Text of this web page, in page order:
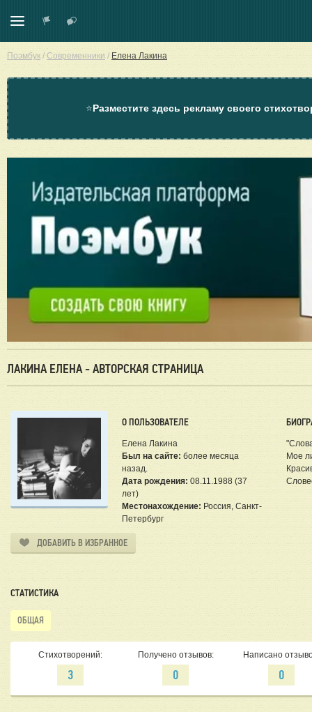
Поэмбук / Современники / Елена Лакина
⭐Разместите здесь рекламу своего
ЛАКИНА ЕЛЕНА - АВТОРСКАЯ СТРАНИЦА
О ПОЛЬЗОВАТЕЛЕ
Елена Лакина
Был на сайте: более месяца
назад.
Дата рождения: 08.11.1988 (37
лет)
Местонахождение: Россия, Санкт-
Петербург
ДОБАВИТЬ В ИЗБРАННОЕ
Мое
СТАТИСТИКА
ОБЩАЯ
Стихотворений:
3
Получено отзывов:
0
Написано
0